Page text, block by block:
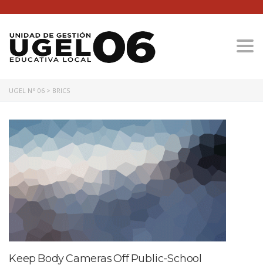
UGEL N° 06 > BRICS
Keep Body Cameras Off Public-School